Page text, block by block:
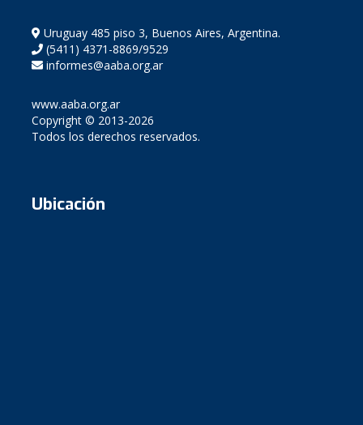
Uruguay 485 piso 3, Buenos Aires, Argentina.
(5411) 4371-8869/9529
informes@aaba.org.ar
www.aaba.org.ar
Copyright © 2013-2026
Todos los derechos reservados.
Ubicación